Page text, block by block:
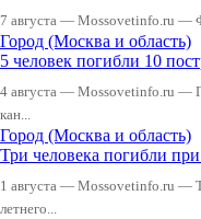
7 августа — Mossovetinfo.ru —
Город (Москва и область)
5 человек погибли 10
4 августа — Mossovetinfo.ru —
кан...
Город (Москва и область)
Три человека погибли
1 августа — Mossovetinfo.ru —
летнего...